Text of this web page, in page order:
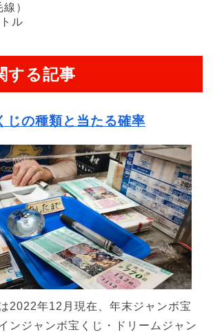
）
ル
する記事
じの種類と当たる確率
2022年12月現在、年末ジャンボ宝
ンジャンボ宝くじ・ドリームジャン